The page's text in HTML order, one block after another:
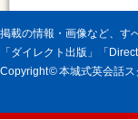
掲載の情報・画像など、す
「ダイレクト出版」「
Copyright © 本城式英会話